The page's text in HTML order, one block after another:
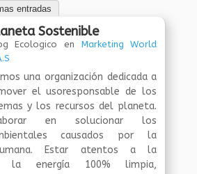
entradas
Sostenible
Ecologico en Marketing World
una organización dedicada a
el usoresponsable de los
y los recursos del planeta.
en solucionar los
causados por la
Estar atentos a la
la energía 100% limpia,